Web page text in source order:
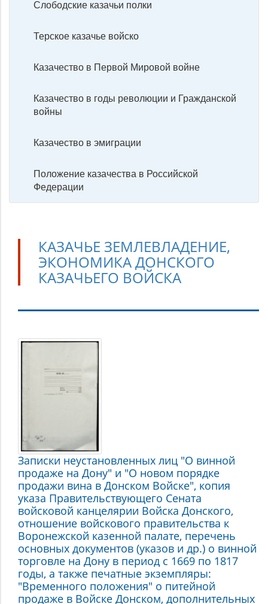
Слободские казачьи полки
Терское казачье войско
Казачество в Первой Мировой войне
Казачество в годы революции и Гражданской
войны
Казачество в эмиграции
Положение казачества в Российской
Федерации
КАЗАЧЬЕ ЗЕМЛЕВЛАДЕНИЕ,
ЭКОНОМИКА ДОНСКОГО
КАЗАЧЬЕГО ВОЙСКА
Казачье
экономика
Донского
Записки неустановленных лиц "О винной
продаже на Дону" и "О новом порядке
продажи вина в Донском Войске", копия
указа Правительствующего Сената
войсковой канцелярии Войска Донского,
отношение войскового правительства к
Воронежской казенной палате, перечень
основных документов (указов и др.) о винной
торговле на Дону в период с 1669 по 1817
годы, а также печатные экземпляры:
"Временного положения" о питейной
продаже в Войске Донском, дополнительных